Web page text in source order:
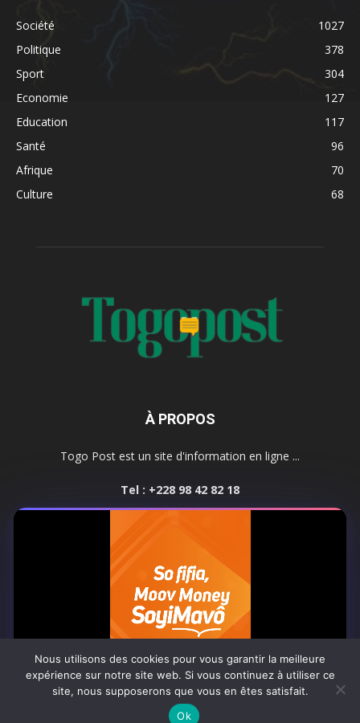
Société
1027
Politique
378
Sport
304
Economie
127
Education
117
Santé
96
Afrique
70
Culture
68
À PROPOS
Togo Post est un site d'information en ligne ...
Tel : +228 98 42 82 18
SUIVEZ NOUS
Africa-Newsroom Contact Activités du site
© Copyright 2025 Togo Post | Tous droits réservés
Nous utilisons des cookies pour vous garantir la meilleure
expérience sur notre site web. Si vous continuez à utiliser ce
site, nous supposerons que vous en êtes satisfait.
Ok